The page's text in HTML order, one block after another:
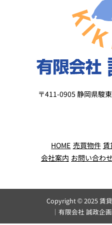
〒411-0905 静岡県駿
HOME 売買物件 賃
会社案内 お問い合わせ
Copyright © 2025賃
｜有限会社 誠政企画